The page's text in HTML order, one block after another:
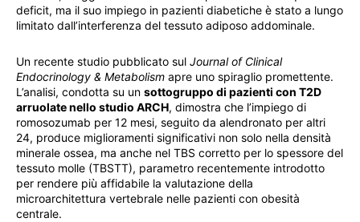
deficit, ma il suo impiego in pazienti diabetiche è stato a lungo
limitato dall’interferenza del tessuto adiposo addominale.
Un recente studio pubblicato sul Journal of Clinical
Endocrinology & Metabolism apre uno spiraglio promettente.
L’analisi, condotta su un sottogruppo di pazienti con T2D
arruolate nello studio ARCH, dimostra che l’impiego di
romosozumab per 12 mesi, seguito da alendronato per altri
24, produce miglioramenti significativi non solo nella densità
minerale ossea, ma anche nel TBS corretto per lo spessore del
tessuto molle (TBSTT), parametro recentemente introdotto
per rendere più affidabile la valutazione della
microarchitettura vertebrale nelle pazienti con obesità
centrale.